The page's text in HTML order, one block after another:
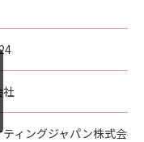
社
ィングジャパン株式会社